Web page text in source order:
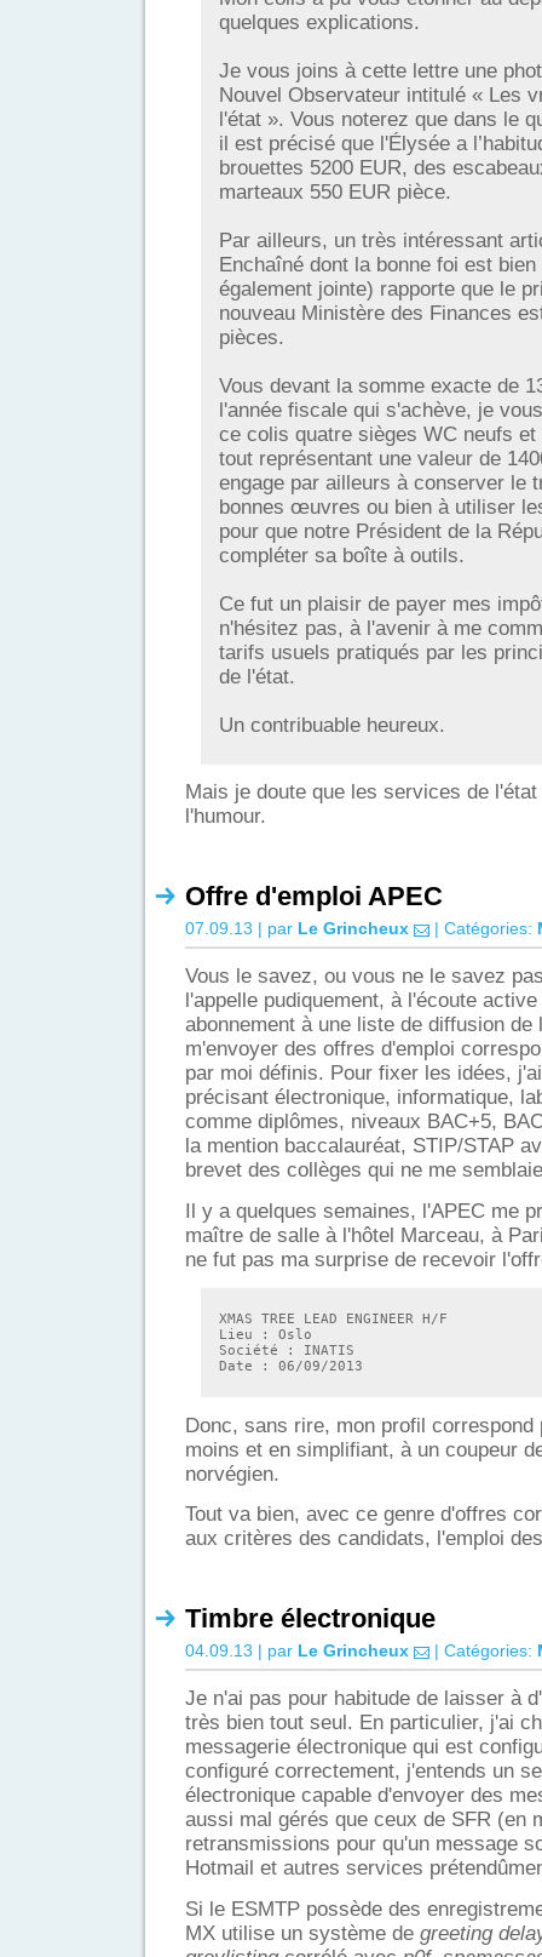
quelques explications.
Je vous joins à cette lettre une
Nouvel Observateur intitulé « Les
l'état ». Vous noterez que dans le
il est précisé que l'Élysée a
brouettes 5200 EUR, des
marteaux 550 EUR pièce.
Par ailleurs, un très intéressant
Enchaîné dont la bonne foi est
également jointe) rapporte que le
nouveau Ministère des Finances
pièces.
Vous devant la somme exacte de
l'année fiscale qui s'achève, je
ce colis quatre sièges WC neufs
tout représentant une valeur de
engage par ailleurs à conserver le
bonnes œuvres ou bien à utiliser
pour que notre Président de la
compléter sa boîte à outils.
Ce fut un plaisir de payer mes
n'hésitez pas, à l'avenir à me
tarifs usuels pratiqués par les
de l'état.
Un contribuable heureux.
Mais je doute que les services de
l'humour.
Offre d'emploi APEC
07.09.13 | par Le Grincheux | Catégories:
Vous le savez, ou vous ne le savez
l'appelle pudiquement, à l'écoute
abonnement à une liste de diffusion de
m'envoyer des offres d'emploi
par moi définis. Pour fixer les idées,
précisant électronique, informatique,
comme diplômes, niveaux BAC+5,
la mention baccalauréat, STIP/STAP
brevet des collèges qui ne me
Il y a quelques semaines, l'APEC me
maître de salle à l'hôtel Marceau, à
ne fut pas ma surprise de recevoir
XMAS TREE LEAD ENGINEER H/F
Lieu : Oslo
Société : INATIS
Date : 06/09/2013
Donc, sans rire, mon profil correspond
moins et en simplifiant, à un coupeur
norvégien.
Tout va bien, avec ce genre d'offres
aux critères des candidats, l'emploi
Timbre électronique
04.09.13 | par Le Grincheux | Catégories:
Je n'ai pas pour habitude de laisser à
très bien tout seul. En particulier, j'ai
messagerie électronique qui est
configuré correctement, j'entends un
électronique capable d'envoyer des
aussi mal gérés que ceux de SFR (en
retransmissions pour qu'un message
Hotmail et autres services
Si le ESMTP possède des
MX utilise un système de greeting